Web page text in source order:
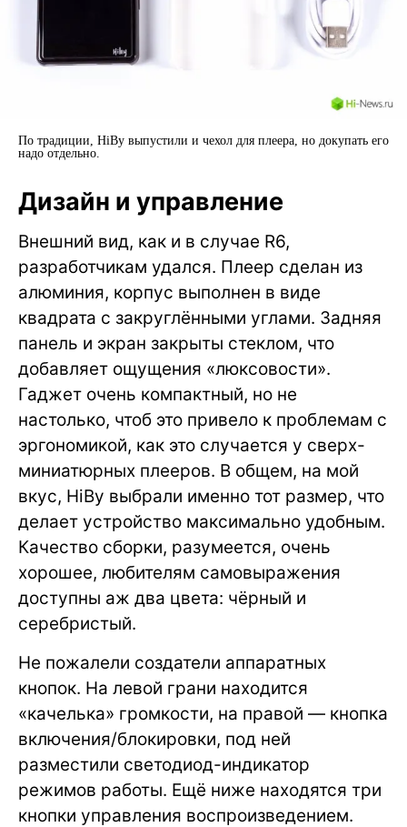
По традиции, HiBy выпустили и чехол для плеера, но докупать его
надо отдельно.
Дизайн и управление
Внешний вид, как и в случае R6,
разработчикам удался. Плеер сделан из
алюминия, корпус выполнен в виде
квадрата с закруглёнными углами. Задняя
панель и экран закрыты стеклом, что
добавляет ощущения «люксовости».
Гаджет очень компактный, но не
настолько, чтоб это привело к проблемам с
эргономикой, как это случается у сверх-
миниатюрных плееров. В общем, на мой
вкус, HiBy выбрали именно тот размер, что
делает устройство максимально удобным.
Качество сборки, разумеется, очень
хорошее, любителям самовыражения
доступны аж два цвета: чёрный и
серебристый.
Не пожалели создатели аппаратных
кнопок. На левой грани находится
«качелька» громкости, на правой — кнопка
включения/блокировки, под ней
разместили светодиод-индикатор
режимов работы. Ещё ниже находятся три
кнопки управления воспроизведением.